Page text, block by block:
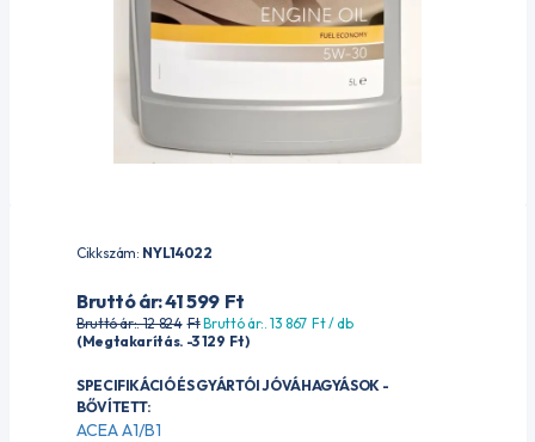
Cikkszám: NYL14022
Bruttó ár: 41 599 Ft
Bruttó ár:. 12 824 FtBruttó ár:. 13 867 Ft/ db
(Megtakarítás. -3 129 Ft)
SPECIFIKÁCIÓ ÉS GYÁRTÓI JÓVÁHAGYÁSOK -
BŐVÍTETT:
ACEA A1/B1